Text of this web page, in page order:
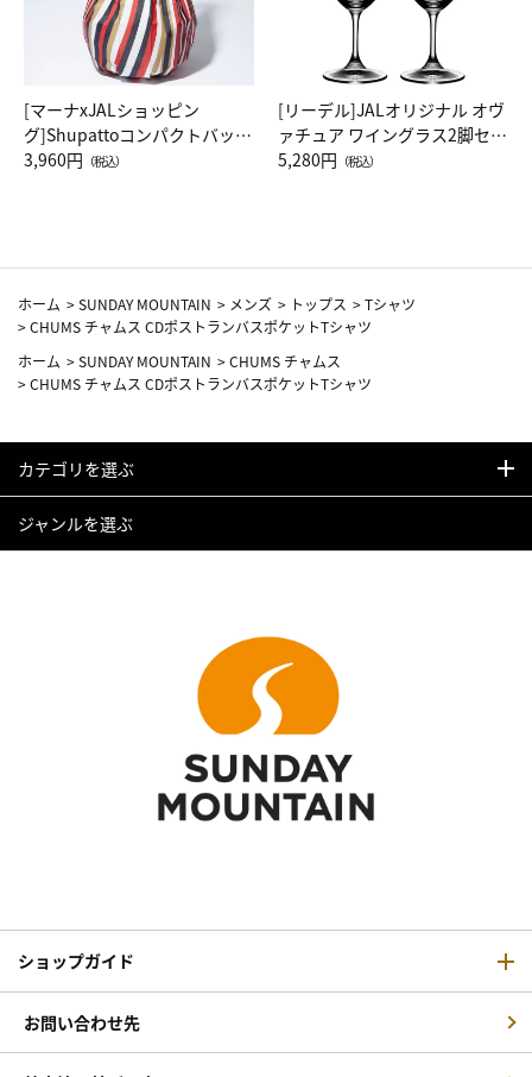
[マーナxJALショッピン
グ]Shupattoコンパクトバッグ
Drop JAL客室乗務員（LC）ス
3,960円 （税込）
[リーデル]JALオリジナル オヴ
ァチュア ワイングラス2脚セッ
ト（レッドワイン）
5,280円 （税込）
ホーム >SUNDAY MOUNTAIN > メンズ > トップス >Tシャツ
>CHUMS チャムス CDポストランバスポケットTシャツ
ホーム >SUNDAY MOUNTAIN >CHUMS チャムス
>CHUMS チャムス CDポストランバスポケットTシャツ
カテゴリを選ぶ
ジャンルを選ぶ
ショップガイド
お問い合わせ先